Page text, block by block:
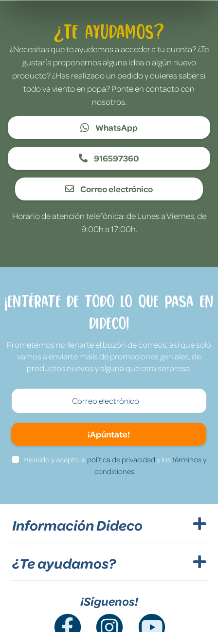
¿Te ayudamos?
¿Necesitas que te ayudemos a acceder a tu cuenta? ¿Te
gustaría proponernos alguna idea o algún nuevo
producto? ¿Has realizado un pedido y quieres saber si
todo va viento en popa? Ponte en contacto con
nosotros.
WhatsApp
916597360
Correo electrónico
Horario de atención telefónica: de Lunes a Viernes, de
9:00h a 17:00h.
¡Entérate de todo lo que pasa en
Dideco!
Prometemos no llenarte el buzón de correos, así que solo
vamos a enviarte mails de promociones geniales, de
productos nuevos y alguna que otra sorpresa.
¡Apúntate!
He leído y acepto la política de privacidad y lostérminos y
condiciones.
Información Dideco
¿Te ayudamos?
¡Síguenos!